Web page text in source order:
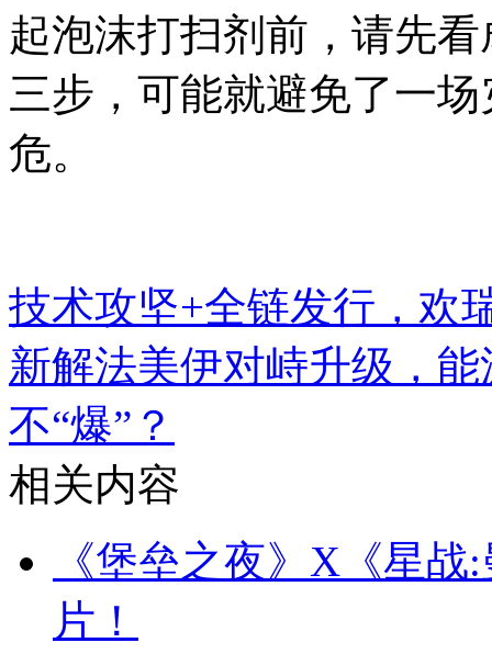
起泡沫打扫剂前，请先
三步，可能就避免了一
危。
技术攻坚+全链发行，欢
新解法美伊对峙升级，
不“爆”？
相关内容
《堡垒之夜》X《星
片！